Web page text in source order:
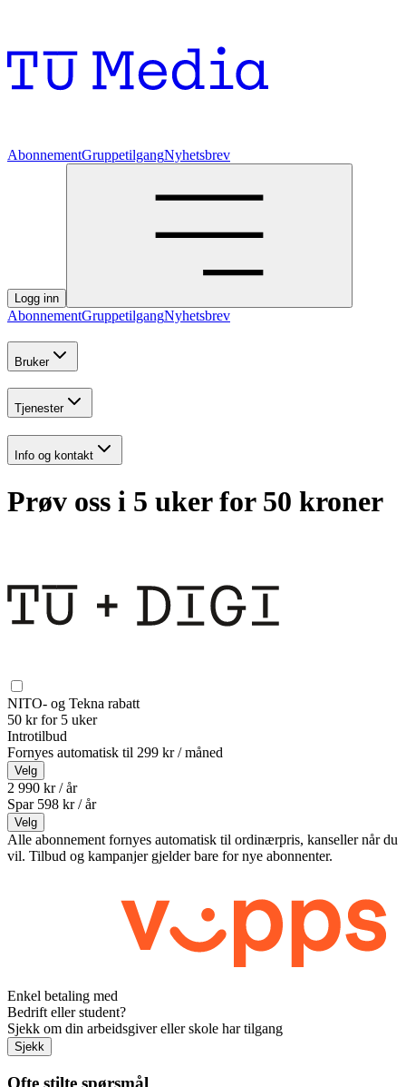
AbonnementGruppetilgangNyhetsbrev
Logg inn
AbonnementGruppetilgangNyhetsbrev
Bruker
Tjenester
Info og kontakt
Prøv oss i 5 uker for 50 kroner
NITO- og Tekna rabatt
50 kr for 5 uker
Introtilbud
Fornyes automatisk til 299 kr / måned
Velg
2 990 kr / år
Spar 598 kr /år
Velg
Alle abonnement fornyes automatisk til ordinærpris, kanseller når du
vil. Tilbud og kampanjer gjelder bare for nye abonnenter.
Enkel betaling med
Bedrift eller student?
Sjekk om din arbeidsgiver eller skole har tilgang
Sjekk
Ofte stilte spørsmål